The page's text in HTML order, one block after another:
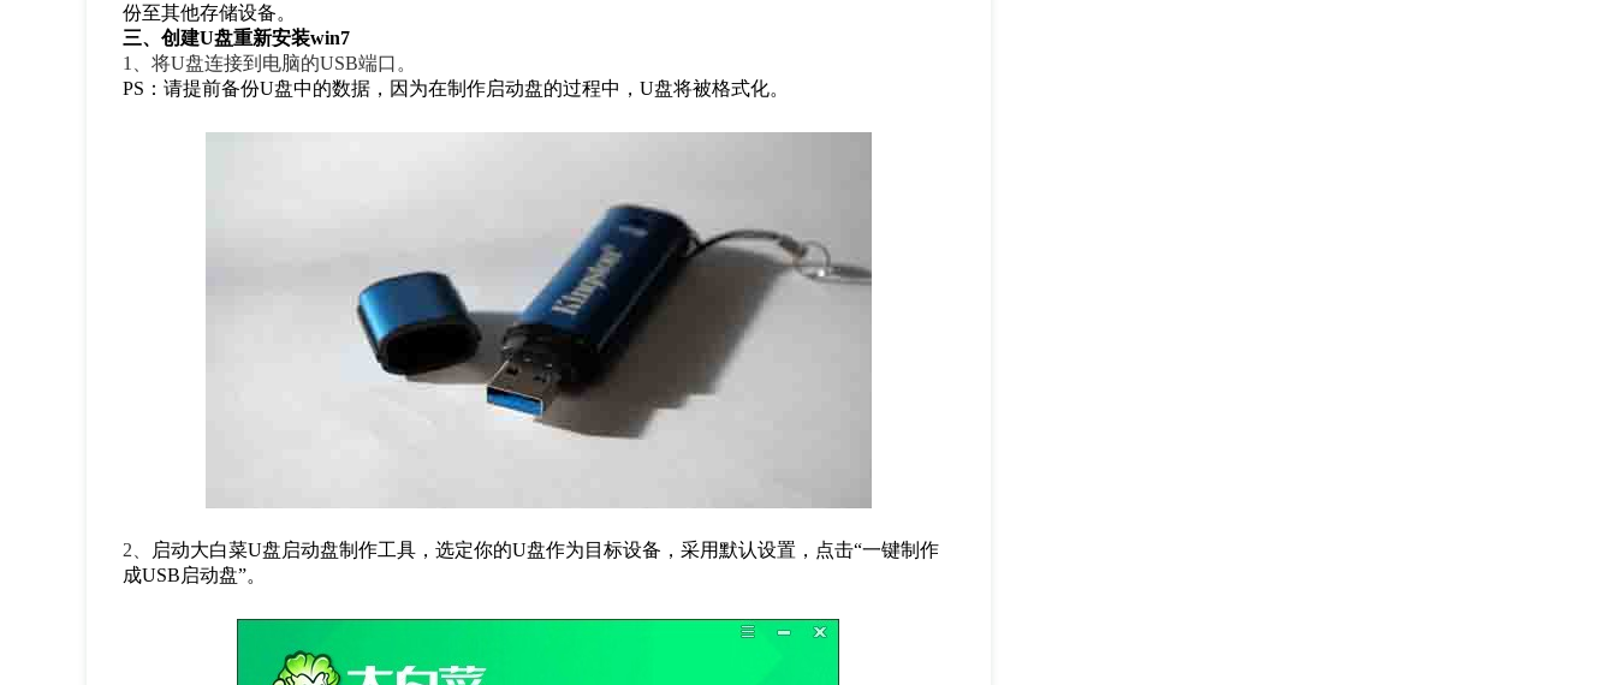
份至其他存储设备。
三、创建U盘重新安装win7
1
、将U盘连接到电脑的USB端口。
PS：请提前备份U盘中的数据，因为在制作启动盘的过程中，U盘将被格式化。
2 启动大白菜U盘启动盘制作工具，选定你的U盘作为目标设备，采用默认设置，点击“一键制作
成USB 启动盘”。